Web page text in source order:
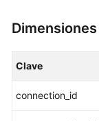
Dimensiones
Clave
connection_id